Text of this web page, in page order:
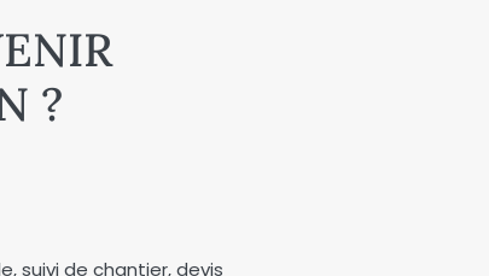
?
suivi de chantier, devis